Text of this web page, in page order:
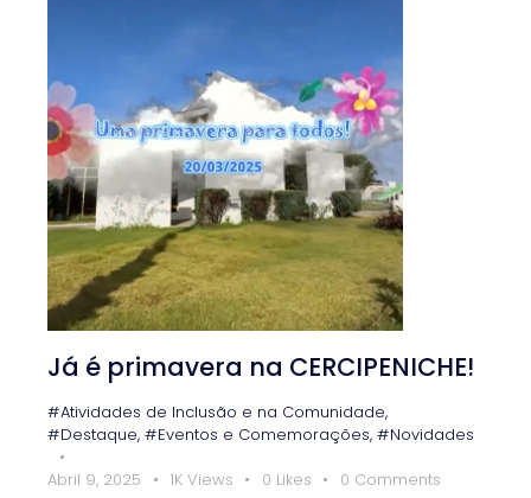
Já é primavera na CERCIPENICHE!
#Atividades de Inclusão e na Comunidade,
#Destaque, #Eventos e Comemorações, #Novidades
Abril 9, 2025
1K Views 0 Likes 0 Comments